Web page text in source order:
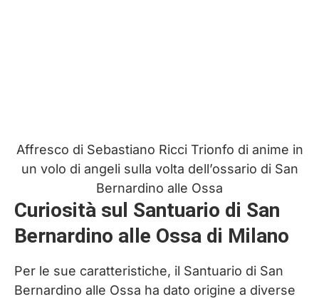
Affresco di Sebastiano Ricci Trionfo di anime in
un volo di angeli sulla volta dell’ossario di San
Bernardino alle Ossa
Curiosità sul Santuario di San
Bernardino alle Ossa di Milano
Per le sue caratteristiche, il Santuario di San
Bernardino alle Ossa ha dato origine a diverse